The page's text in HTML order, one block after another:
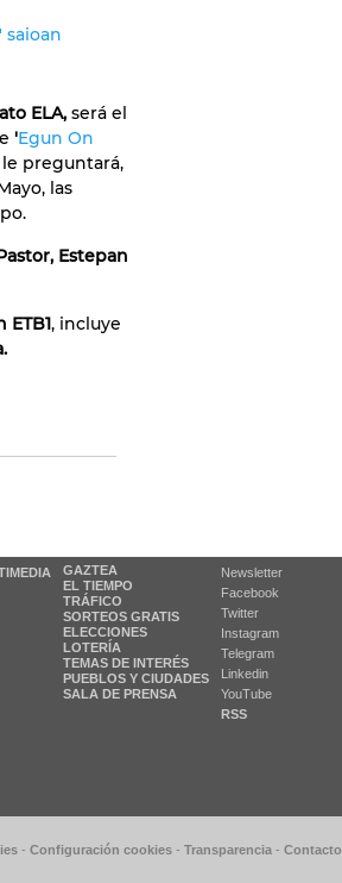
saioan
ELA, será el
'Egun On
le preguntará,
las
Estepan
ETB1, incluye
GAZTEA
EL TIEMPO
TRÁFICO
SORTEOS GRATIS
ELECCIONES
LOTERÍA
TEMAS DE INTERÉS
PUEBLOS Y CIUDADES
SALA DE PRENSA
Newsletter
Facebook
Twitter
Instagram
Telegram
Linkedin
YouTube
RSS
- Configuración cookies - Transparencia - Contacto